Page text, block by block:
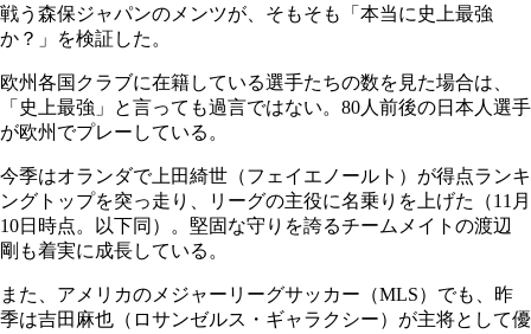
戦う森保ジャパンのメンツが、そもそも「本当に史上最強
か？」を検証した。
欧州各国クラブに在籍している選手たちの数を見た場合は、
「史上最強」と言っても過言ではない。80人前後の日本人選手
が欧州でプレーしている。
今季はオランダで上田綺世（フェイエノールト）が得点ランキ
ングトップを突っ走り、リーグの主役に名乗りを上げた（11月
10日時点。以下同）。堅固な守りを誇るチームメイトの渡辺
剛も着実に成長している。
また、アメリカのメジャーリーグサッカー（MLS）でも、昨
季は吉田麻也（ロサンゼルス・ギャラクシー）が主将として優